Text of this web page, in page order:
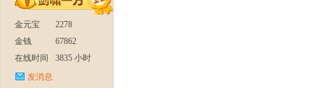
天
金元宝
2278
金钱
67862
在线时间
3835 小时
发消息